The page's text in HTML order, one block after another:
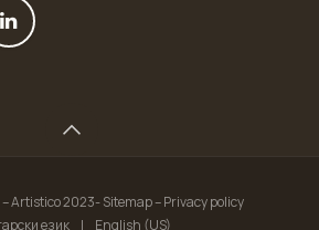
Artistico 2023- Sitemap – Privacy policy
език
| English (US)